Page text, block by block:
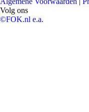
Volg ons
©FOK.nl e.a.